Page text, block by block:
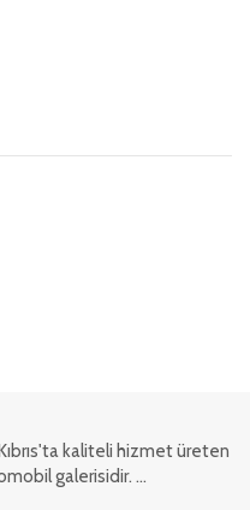
kaliteli hizmet üreten
galerisidir. ...